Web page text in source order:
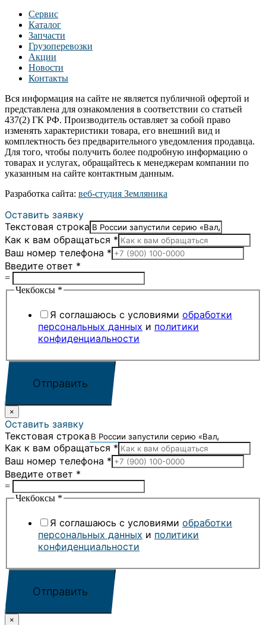
Сервис
Каталог
Запчасти
Грузоперевозки
Акции
Новости
Контакты
Вся информация на сайте не является публичной офертой и
представлена для ознакомления в соответствии со статьей
437(2) ГК РФ. Производитель оставляет за собой право
изменять характеристики товара, его внешний вид и
комплектность без предварительного уведомления продавца.
Для того, чтобы получить более подробную информацию о
товарах и услугах, обращайтесь к менеджерам компании по
указанным на сайте контактным данным.
Разработка сайта: веб-студия Земляника
Оставить заявку
Текстовая строка
Как к вам обращаться *
Ваш номер телефона *
Введите ответ *
=
Чекбоксы *
Я соглашаюсь с условиями обработки
персональных данных и политики
конфиденциальности
Отправить
×
Оставить заявку
Текстовая строка
Как к вам обращаться *
Ваш номер телефона *
Введите ответ *
=
Чекбоксы *
Я соглашаюсь с условиями обработки
персональных данных и политики
конфиденциальности
Отправить
×